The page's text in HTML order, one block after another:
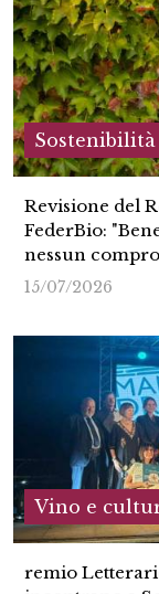
Revisione del
FederBio:
nessun
15/07/2026
Vino e
remio